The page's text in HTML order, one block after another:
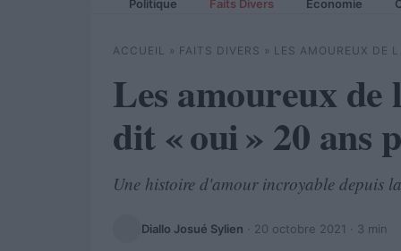
Politique Faits Divers Economie
ACCUEIL » FAITS DIVERS » LES AMOUREUX DE
Les amoureux de
dit « oui » 20 ans
Une histoire d'amour incroyable depuis
Diallo Josué Sylien · 20 octobre 2021 · 3 min